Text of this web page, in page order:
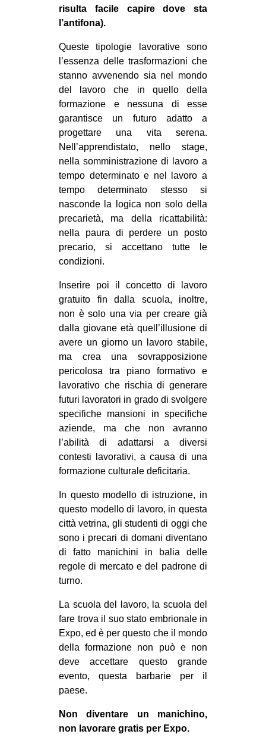
risulta facile capire dove sta
l’antifona).
Queste tipologie lavorative sono
l’essenza delle trasformazioni che
stanno avvenendo sia nel mondo
del lavoro che in quello della
formazione e nessuna di esse
garantisce un futuro adatto a
progettare una vita serena.
Nell’apprendistato, nello stage,
nella somministrazione di lavoro a
tempo determinato e nel lavoro a
tempo determinato stesso si
nasconde la logica non solo della
precarietà, ma della ricattabilità:
nella paura di perdere un posto
precario, si accettano tutte le
condizioni.
Inserire poi il concetto di lavoro
gratuito fin dalla scuola, inoltre,
non è solo una via per creare già
dalla giovane età quell’illusione di
avere un giorno un lavoro stabile,
ma crea una sovrapposizione
pericolosa tra piano formativo e
lavorativo che rischia di generare
futuri lavoratori in grado di svolgere
specifiche mansioni in specifiche
aziende, ma che non avranno
l’abilità di adattarsi a diversi
contesti lavorativi, a causa di una
formazione culturale deficitaria.
In questo modello di istruzione, in
questo modello di lavoro, in questa
città vetrina, gli studenti di oggi che
sono i precari di domani diventano
di fatto manichini in balia delle
regole di mercato e del padrone di
turno.
La scuola del lavoro, la scuola del
fare trova il suo stato embrionale in
Expo, ed è per questo che il mondo
della formazione non può e non
deve accettare questo grande
evento, questa barbarie per il
paese.
Non diventare un manichino,
non lavorare gratis per Expo.